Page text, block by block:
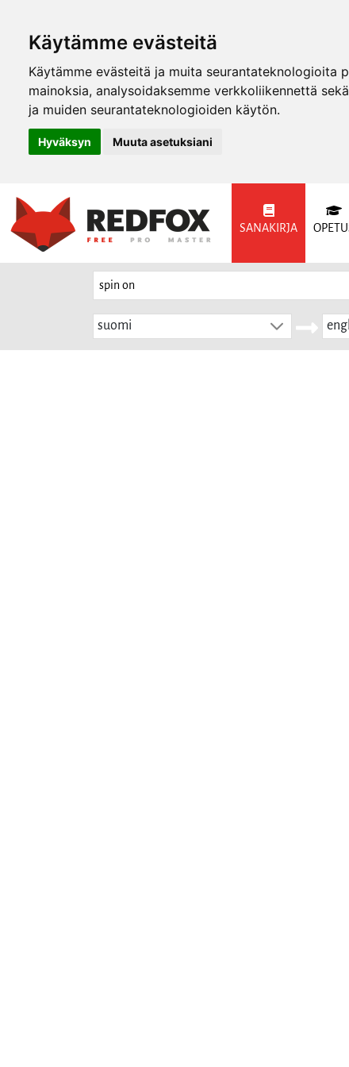
Käytämme evästeitä
Käytämme evästeitä ja muita seurantateknologioita
mainoksia, analysoidaksemme verkkoliikennettä
ja muiden seurantateknologioiden käytön.
Hyväksyn Muuta asetuksiani
SANAKIRJA
suomi